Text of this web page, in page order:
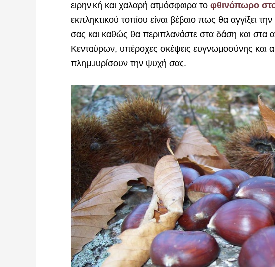
ειρηνική και χαλαρή ατμόσφαιρα το φθινόπωρο
εκπληκτικού τοπίου είναι βέβαιο πως θα αγγίξει
σας και καθώς θα περιπλανάστε στα δάση και στα
Κενταύρων, υπέροχες σκέψεις ευγνωμοσύνης και
πλημμυρίσουν την ψυχή σας.